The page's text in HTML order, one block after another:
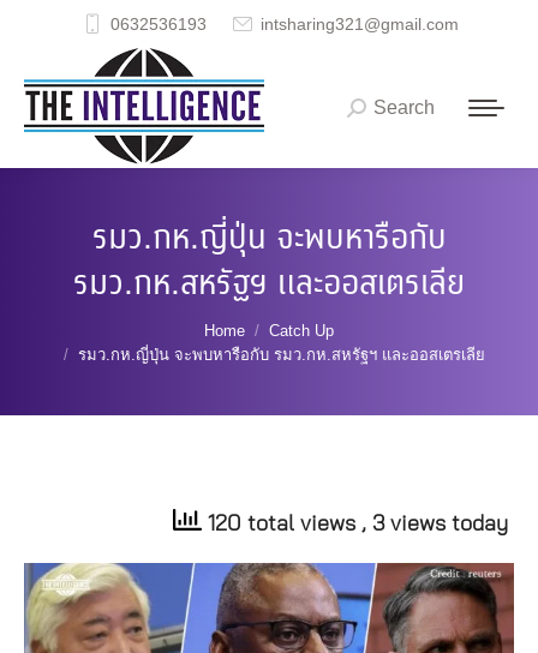
0632536193 intsharing321@gmail.com
Search:
Search
รมว.กห.ญี่ปุ่น จะพบหารือกับ
รมว.กห.สหรัฐฯ และออสเตรเลีย
Home
Catch Up
รมว.กห.ญี่ปุ่น จะพบหารือกับ รมว.กห.สหรัฐฯ และออสเตรเลีย
120 total views , 3 views today